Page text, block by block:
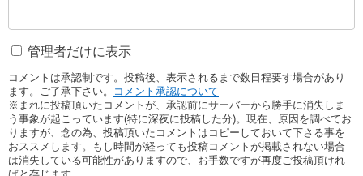
管理者だけに表示
コメントは承認制です。投稿後、表示されるまで数日程要す場合があり
ます。ご了承下さい。
コメント承認について
※まれに投稿頂いたコメントが、承認前にサーバーから勝手に消失しま
う事象が起こっています(特に深夜に投稿した分)。現在、原因を調べてお
りますが、念の為、投稿頂いたコメントはコピーしておいて下さる事を
おススメします。もし時間が経っても投稿コメントが掲載されない場合
は消失している可能性がありますので、お手数ですが再度ご投稿頂けれ